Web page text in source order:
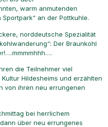
warm anmutenden
an der Pottkuhle.
norddeutsche Spezialität
Der Braunkohl
die Teilnehmer viel
Hildesheims und erzählten
von ihren neu errungenen
bei herrlichem
über neu errungenes